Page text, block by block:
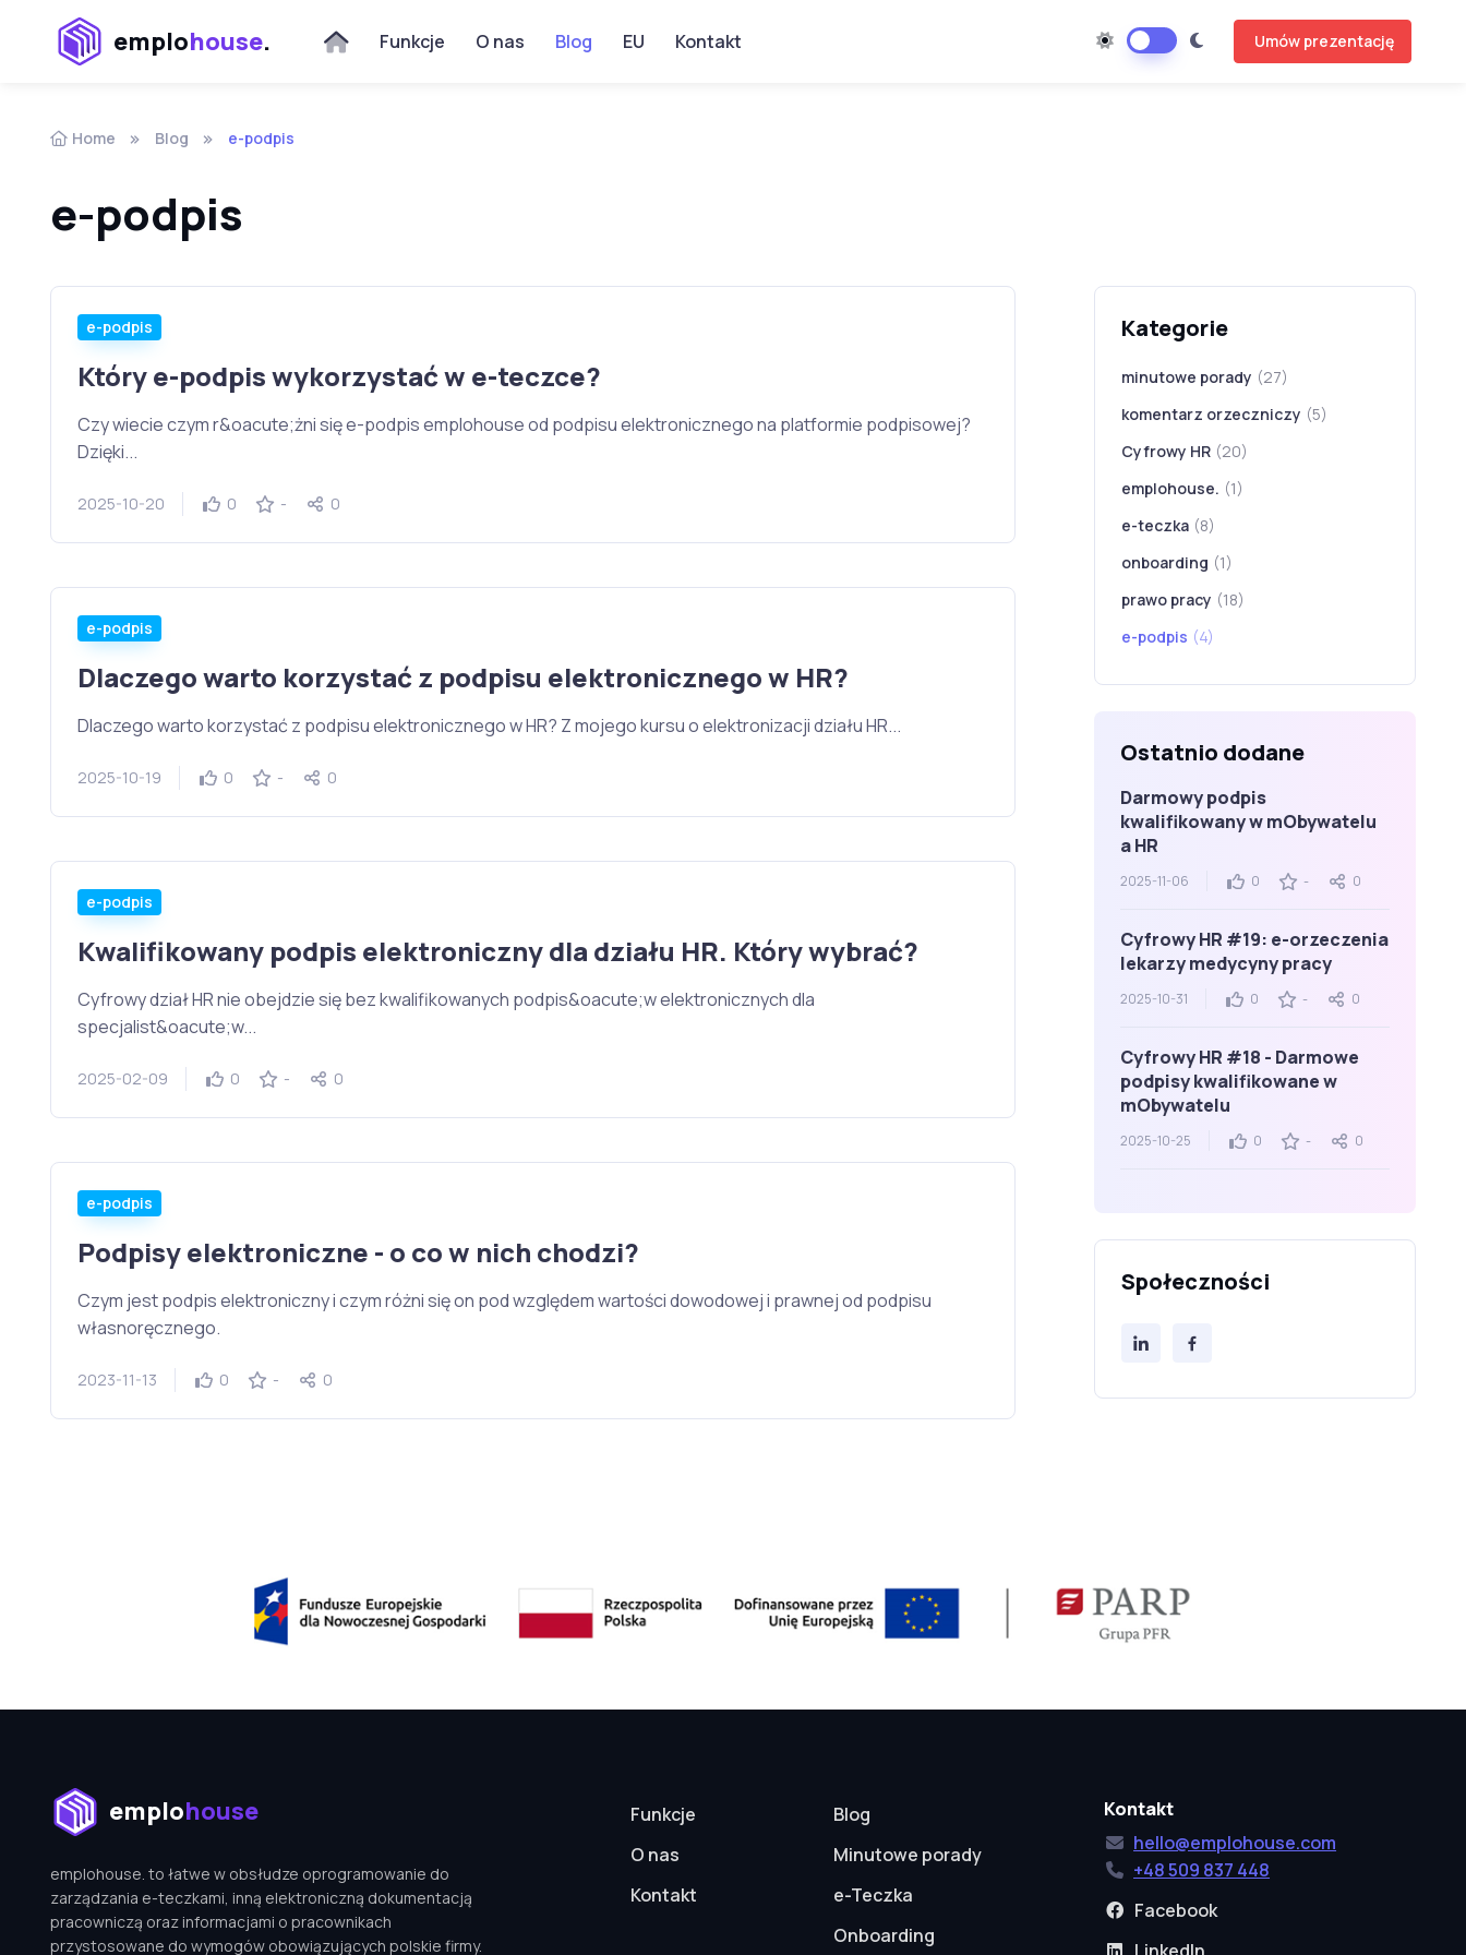
emplohouse. Funkcje O nas Blog EU Kontakt Umów prezentację
Home Blog e-podpis
e-podpis
e-podpis
Który e-podpis wykorzystać w e-teczce?
Czy wiecie czym r&oacute;żni się e-podpis emplohouse od podpisu elektronicznego na platformie podpisowej?
Dzięki...
2025-10-20 0 - 0
e-podpis
Dlaczego warto korzystać z podpisu elektronicznego w HR?
Dlaczego warto korzystać z podpisu elektronicznego w HR? Z mojego kursu o elektronizacji działu HR...
2025-10-19 0 - 0
e-podpis
Kwalifikowany podpis elektroniczny dla działu HR. Który wybrać?
Cyfrowy dział HR nie obejdzie się bez kwalifikowanych podpis&oacute;w elektronicznych dla
specjalist&oacute;w...
2025-02-09 0 - 0
e-podpis
Podpisy elektroniczne - o co w nich chodzi?
Czym jest podpis elektroniczny i czym różni się on pod względem wartości dowodowej i prawnej od podpisu
własnoręcznego.
2023-11-13 0 - 0
Kategorie
minutowe porady (27)
komentarz orzeczniczy (5)
Cyfrowy HR (20)
emplohouse. (1)
e-teczka (8)
onboarding (1)
prawo pracy (18)
e-podpis (4)
Ostatnio dodane
Darmowy podpis
kwalifikowany w mObywatelu
a HR
2025-11-06 0 - 0
Cyfrowy HR #19: e-orzeczenia
lekarzy medycyny pracy
2025-10-31 0 - 0
Cyfrowy HR #18 - Darmowe
podpisy kwalifikowane w
mObywatelu
2025-10-25 0 - 0
Społeczności
emplohouse
emplohouse. to łatwe w obsłudze oprogramowanie do
zarządzania e-teczkami, inną elektroniczną dokumentacją
pracowniczą oraz informacjami o pracownikach
przystosowane do wymogów obowiązujących polskie firmy.
Funkcje
O nas
Kontakt
Blog
Minutowe porady
e-Teczka
Onboarding
Kontakt
hello@emplohouse.com
+48 509 837 448
Facebook
LinkedIn